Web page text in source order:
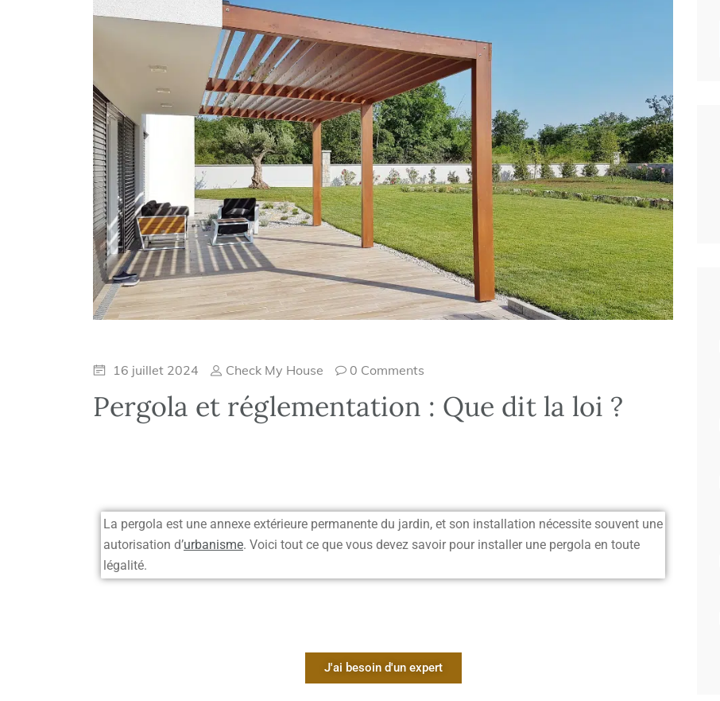
16 juillet 2024 Check My House 0 Comments
Pergola et réglementation : Que dit la loi ?
La pergola est une annexe extérieure permanente du jardin, et son installation nécessite souvent une
autorisation d’urbanisme. Voici tout ce que vous devez savoir pour installer une pergola en toute
légalité.
J'ai besoin d'un expert